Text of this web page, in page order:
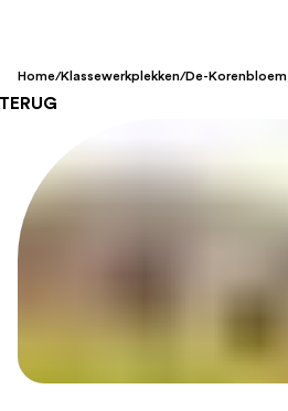
Home/Klassewerkplekken/De-Korenbloem